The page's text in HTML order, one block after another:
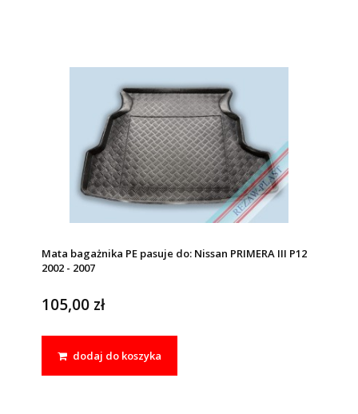
Mata bagażnika PE pasuje do: Nissan PRIMERA III P12
2002 - 2007
105,00 zł
dodaj do koszyka